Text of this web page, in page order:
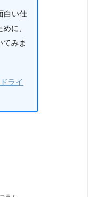
白い仕
に、
てみま
ライ